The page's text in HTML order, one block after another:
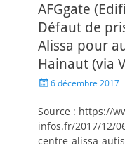
AFGgate
Défaut de
Alissa pour
Hainaut (via
Posted6 décembre 2017
Source : https://
infos.fr/2017/12/
centre-alissa-